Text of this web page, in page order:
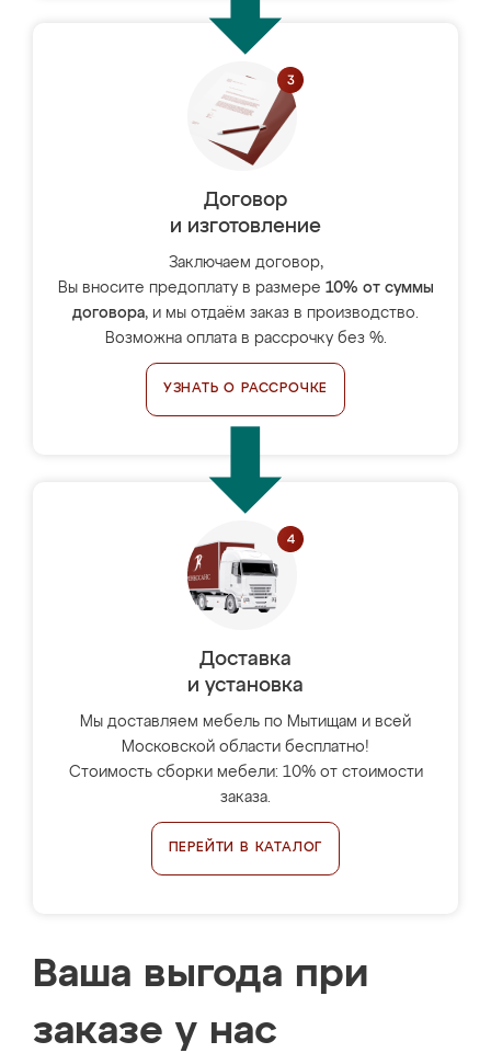
Договор
и изготовление
Заключаем договор,
Вы вносите предоплату в размере 10% от суммы
договора, и мы отдаём заказ в производство.
Возможна оплата в рассрочку без %.
УЗНАТЬ О РАССРОЧКЕ
Доставка
и установка
Мы доставляем мебель по Мытищам и всей
Московской области бесплатно!
Стоимость сборки мебели: 10% от стоимости
заказа.
ПЕРЕЙТИ В КАТАЛОГ
Ваша выгода при
заказе у нас